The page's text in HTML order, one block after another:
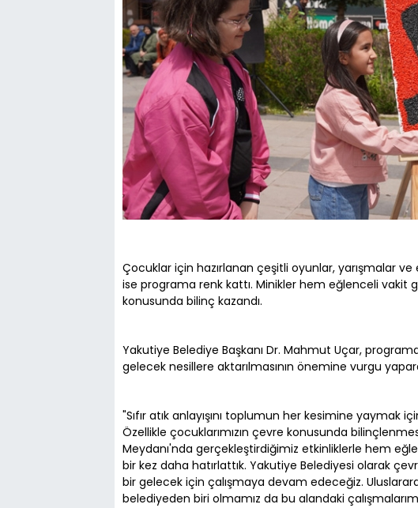
Çocuklar için hazırlanan çeşitli oyunlar, yarışmalar
ise programa renk kattı. Minikler hem eğlenceli vakit
konusunda bilinç kazandı.
Yakutiye Belediye Başkanı Dr. Mahmut Uçar,
gelecek nesillere aktarılmasının önemine vurgu
"Sıfır atık anlayışını toplumun her kesimine yaymak
Özellikle çocuklarımızın çevre konusunda
Meydanı'nda gerçekleştirdiğimiz etkinliklerle hem
bir kez daha hatırlattık. Yakutiye Belediyesi olarak
bir gelecek için çalışmaya devam edeceğiz.
belediyeden biri olmamız da bu alandaki